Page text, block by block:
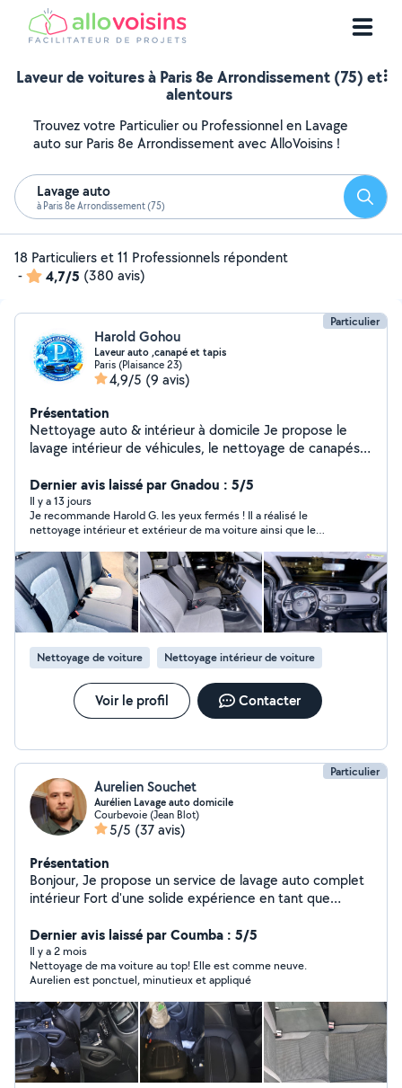
Laveur de voitures à Paris 8e Arrondissement (75) et
alentours
Trouvez votre Particulier ou Professionnel en Lavage
auto sur Paris 8e Arrondissement avec AlloVoisins !
Lavage auto
à Paris 8e Arrondissement (75)
18 Particuliers et 11 Professionnels répondent
-
4,7/5 (380 avis)
Particulier
Harold Gohou
Laveur auto ,canapé et tapis
Paris (Plaisance 23)
4,9/5 (9 avis)
Présentation
Nettoyage auto & intérieur à domicile Je propose le
lavage intérieur de véhicules, le nettoyage de canapés,
propre et soigné Produits adaptés & respectueux
Dernier avis laissé par Gnadou : 5/5
Il y a 13 jours
Je recommande Harold G. les yeux fermés ! Il a réalisé le
nettoyage intérieur et extérieur de ma voiture ainsi que le
soigné et réalisé avec beaucoup de professionnalisme. En plus
d’être très serviable, il est souriant, ponctuel et à l’écoute. Je
suis entièrement satisfaite du résultat et je n’hésiterai pas à
refaire appel à lui. Merci encore pour cet excellent travail !
Nettoyage de voiture Nettoyage intérieur de voiture
Voir le profil Contacter
Particulier
Aurelien Souchet
Aurélien Lavage auto domicile
Courbevoie (Jean Blot)
5/5 (37 avis)
Présentation
Bonjour, Je propose un service de lavage auto complet
intérieur Fort d'une solide expérience en tant que
veille toujours à offrir un travail soigné et professionnel
Je me déplace chez vous avec tout le matériel
nécessaire. N'hésitez pas à me contacter pour redonner
un coup d'éclat à votre véhicule ! Je loue mes
injecteurs-extracteurs Bissell SpotClean Pro et Spot
Clean PET PRO, idéal pour nettoyer tapis, canapés,
matelas, sièges de voiture etc... Livraison à domicile
possible sur demande pour plus de praticité. À bientôt
Aurélien
Dernier avis laissé par Coumba : 5/5
Il y a 2 mois
Nettoyage de ma voiture au top! Elle est comme neuve.
Aurelien est ponctuel, minutieux et appliqué